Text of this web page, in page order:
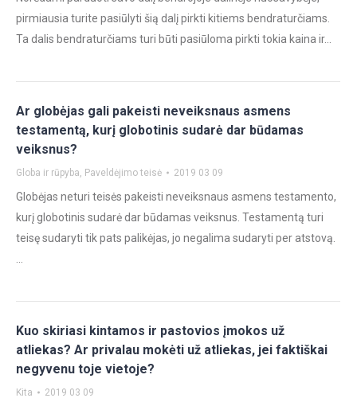
pirmiausia turite pasiūlyti šią dalį pirkti kitiems bendraturčiams.
Ta dalis bendraturčiams turi būti pasiūloma pirkti tokia kaina ir…
Ar globėjas gali pakeisti neveiksnaus asmens
testamentą, kurį globotinis sudarė dar būdamas
veiksnus?
Globa ir rūpyba, Paveldėjimo teisė 2019 03 09
Globėjas neturi teisės pakeisti neveiksnaus asmens testamento,
kurį globotinis sudarė dar būdamas veiksnus. Testamentą turi
teisę sudaryti tik pats palikėjas, jo negalima sudaryti per atstovą.
Kuo skiriasi kintamos ir pastovios įmokos už
atliekas? Ar privalau mokėti už atliekas, jei faktiškai
negyvenu toje vietoje?
Kita 2019 03 09